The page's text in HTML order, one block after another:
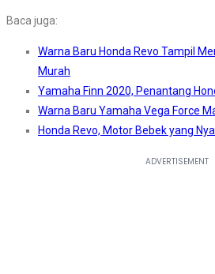
Baca juga:
Warna Baru Honda Revo Tampil
Murah
Yamaha Finn 2020, Penantang
Warna Baru Yamaha Vega Force
Honda Revo, Motor Bebek yang